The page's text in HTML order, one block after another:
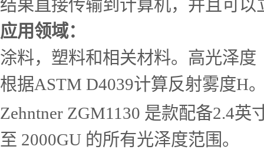
结果直接传输到计算机，并且可以
应用领域：
涂料，塑料和相关材料。高光泽度
根据ASTM D4039计算反射雾度H
Zehntner ZGM1130 是款配备2.4
至 2000GU 的所有光泽度范围。